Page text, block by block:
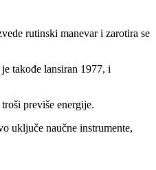
rutinski manevar i zarotira se
takođe lansiran 1977, i
previše energije.
uključe naučne instrumente,